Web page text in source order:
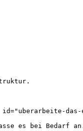
es bei Bedarf